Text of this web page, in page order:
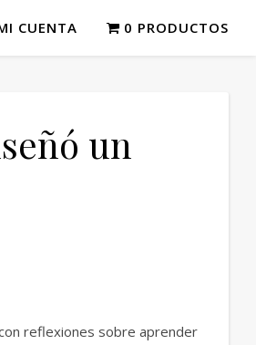
CUENTA 0 PRODUCTOS
un
reflexiones sobre aprender